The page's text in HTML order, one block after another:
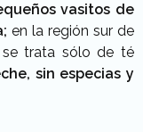
vasitos de
en la región sur de
se trata sólo de té
sin especias y